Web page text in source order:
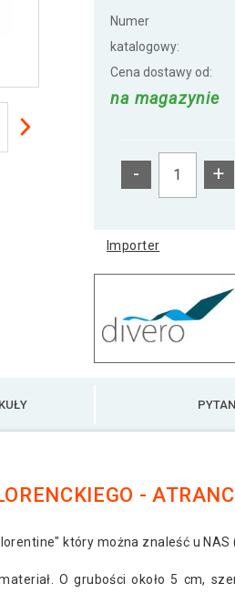
Numer
katalogowy:
Cena dostawy od:
na magazynie
- +
Importer
-
który można znaleść u
O grubości około 5 cm,